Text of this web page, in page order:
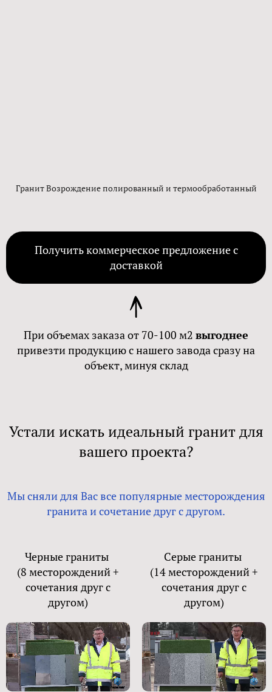
Гранит Возрождение полированный и термообработанный
Получить коммерческое предложение с
доставкой
При объемах заказа от 70-100 м2 выгоднее
привезти продукцию с нашего завода сразу на
объект, минуя склад
Устали искать идеальный гранит для
вашего проекта?
Мы сняли для Вас все популярные месторождения
гранита и сочетание друг с другом.
Черные граниты
(8 месторождений +
сочетания друг с
другом)
Серые граниты
(14 месторождений +
сочетания друг с
другом)